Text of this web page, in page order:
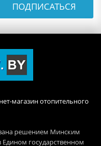
ПОДПИСАТЬСЯ
магазин отопительного
решением Минским
Едином государственном